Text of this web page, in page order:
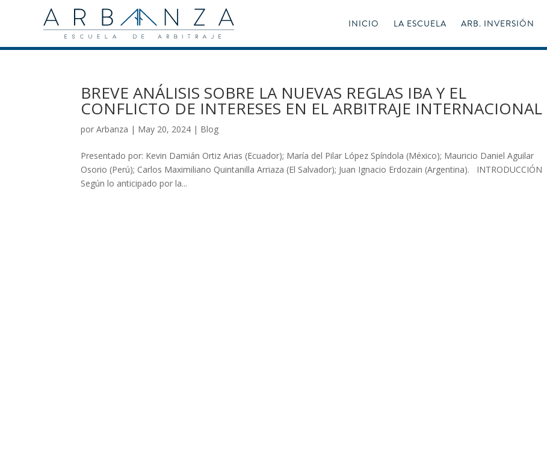
INICIO LA ESCUELA ARB. INVERSIÓN
BREVE ANÁLISIS SOBRE LA NUEVAS REGLAS IBA Y EL
CONFLICTO DE INTERESES EN EL ARBITRAJE INTERNACIONAL
porArbanza | May 20, 2024 | Blog
Presentado por: Kevin Damián Ortiz Arias (Ecuador); María del Pilar López Spíndola (México); Mauricio Daniel Aguilar
Osorio (Perú); Carlos Maximiliano Quintanilla Arriaza (El Salvador); Juan Ignacio Erdozain (Argentina). INTRODUCCIÓN
Según lo anticipado por la...